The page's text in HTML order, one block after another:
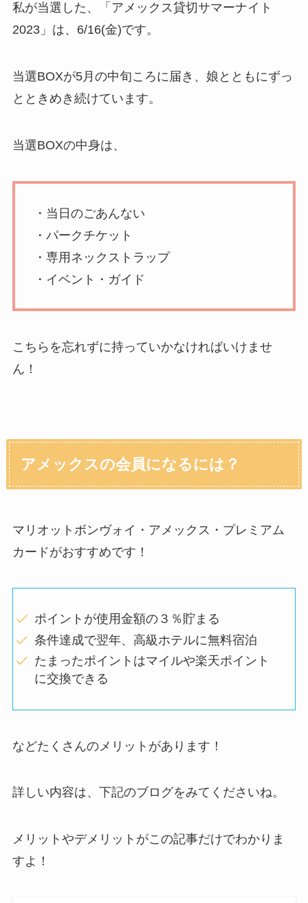
私が当選した、「アメックス貸切サマーナイト
2023」は、6/16(金)です。
当選BOXが5月の中旬ころに届き、娘とともにずっ
とときめき続けています。
当選BOXの中身は、
・当日のごあんない
・パークチケット
・専用ネックストラップ
・イベント・ガイド
こちらを忘れずに持っていかなければいけませ
ん！
アメックスの会員になるには？
マリオットボンヴォイ・アメックス・プレミアム
カードがおすすめです！
ポイントが使用金額の３％貯まる
条件達成で翌年、高級ホテルに無料宿泊
たまったポイントはマイルや楽天ポイント
に交換できる
などたくさんのメリットがあります！
詳しい内容は、下記のブログをみてくださいね。
メリットやデメリットがこの記事だけでわかりま
すよ！